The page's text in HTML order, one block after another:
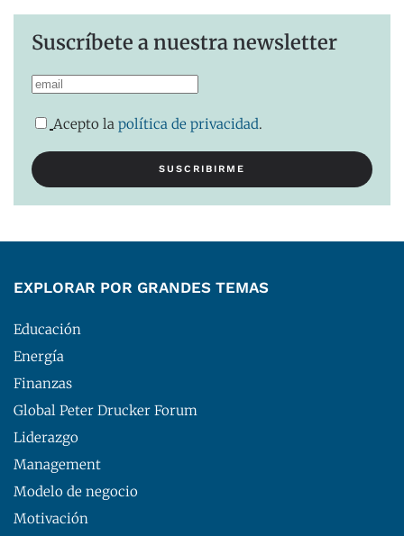
Suscríbete a nuestra newsletter
Acepto la política de privacidad.
EXPLORAR POR GRANDES TEMAS
Educación
Energía
Finanzas
Global Peter Drucker Forum
Liderazgo
Management
Modelo de negocio
Motivación